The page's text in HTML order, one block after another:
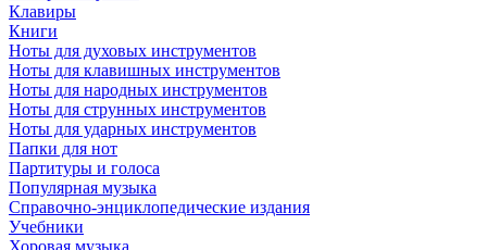
Клавиры
Книги
Ноты для духовых инструментов
Ноты для клавишных инструментов
Ноты для народных инструментов
Ноты для струнных инструментов
Ноты для ударных инструментов
Папки для нот
Партитуры и голоса
Популярная музыка
Справочно-энциклопедические издания
Учебники
Хоровая музыка